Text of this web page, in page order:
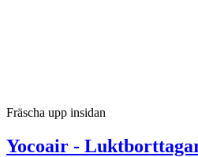
Fräscha upp insidan
Yocoair -